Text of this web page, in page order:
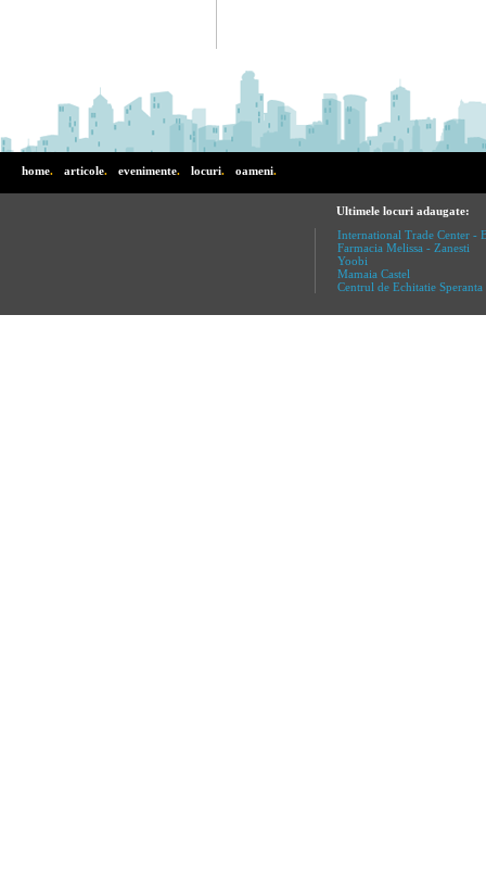
home. articole. evenimente. locuri. oameni.
Ultimele locuri adaugate:
International Trade Center -
Farmacia Melissa - Zanesti
Yoobi
Mamaia Castel
Centrul de Echitatie Speranta